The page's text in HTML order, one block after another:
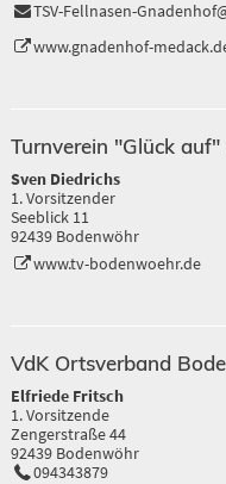
TSV-Fellnasen-
www.gnadenhof-
Turnverein "Glück
Sven Diedrichs
1. Vorsitzender
Seeblick 11
92439 Bodenwöhr
www.tv-bodenwoehr.de
VdK Ortsverband
Elfriede Fritsch
1. Vorsitzende
Zengerstraße 44
92439 Bodenwöhr
094343879